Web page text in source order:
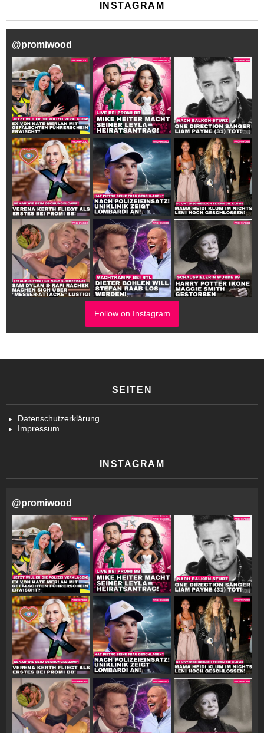
INSTAGRAM
@promiwood
Follow on Instagram
SEITEN
Datenschutzerklärung
Impressum
INSTAGRAM
@promiwood